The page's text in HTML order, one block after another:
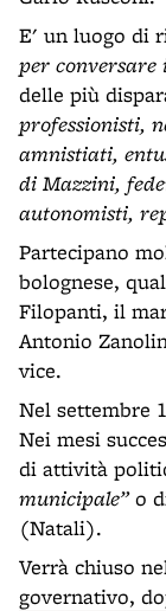
E' un luogo di
per conversare
delle più
professionisti,
amnistiati,
di Mazzini,
autonomisti,
Partecipano
bolognese,
Filopanti, il
Antonio
vice.
Nel settembre
Nei mesi
di attività
municipale”o
(Natali).
Verrà chiuso
governativo,